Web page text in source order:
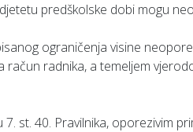
predškolske dobi mogu
ograničenja visine
račun radnika, a temeljem
7. st. 40. Pravilnika, oporezivim